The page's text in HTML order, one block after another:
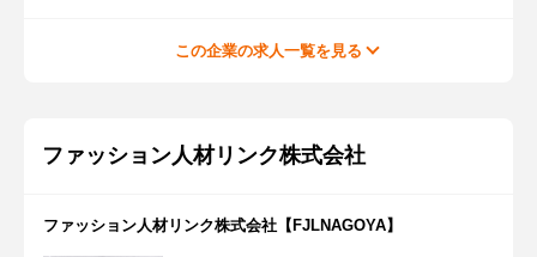
この企業の求人一覧を見る
ファッション人材リンク株式会社
ファッション人材リンク株式会社【FJLNAGOYA】